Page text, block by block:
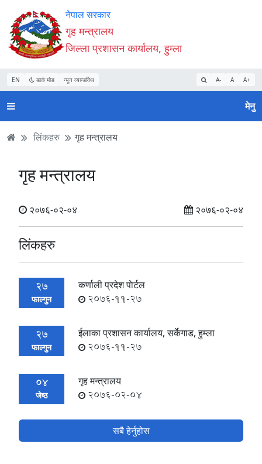
Accessibility
Mode
सुरु
गर्नुहोस्
सामाग्री
पढ्नुहाेस्
नेभिगेसन
पढ्नुहाेस्
वेबसाइट
खोजमा
जानुहोस्
नेपाल सरकार
गृह मन्त्रालय
जिल्ला प्रशासन कार्यालय, हुम्ला
EN डार्क मोड न्यून व्यान्डविथ A- A A+
मेनु
लिंकहरु गृह मन्त्रालय
गृह मन्त्रालय
२०७६-०२-०४ २०७६-०२-०४
लिंकहरु
27
फाल्गुन
कर्णाली प्रदेश पाेर्टल
2076-11-27
27
फाल्गुन
ईलाका प्रशासन कार्यालय, सर्केगाड, हुम्ला
2076-11-27
04
जेष्ठ
गृह मन्त्रालय
2076-02-04
सबै हेर्नुहोस